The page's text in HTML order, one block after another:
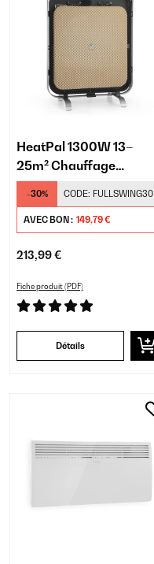
HeatPal 1300W 13–
25m² Chauffage
Infrarouge sur Pied Noir
-30% CODE: FULLSWING30
AVEC BON : 149,79 €
213,99 €
Fiche produit (PDF)
Détails